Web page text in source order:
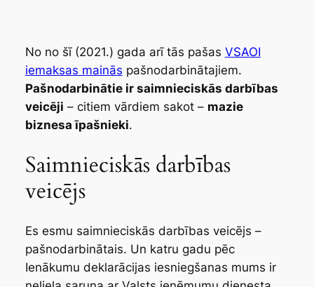
No no šī (2021.) gada arī tās pašas VSAOI
iemaksas mainās pašnodarbinātajiem.
Pašnodarbinātie ir saimnieciskās darbības
veicēji – citiem vārdiem sakot – mazie
biznesa īpašnieki.
Saimnieciskās darbības
veicējs
Es esmu saimnieciskās darbības veicējs –
pašnodarbinātais. Un katru gadu pēc
Ienākumu deklarācijas iesniegšanas mums ir